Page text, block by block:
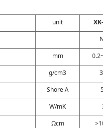
unit
XK-
NA
mm
g/cm3
3.1
Shore A
50
W/mK
3
Ωcm